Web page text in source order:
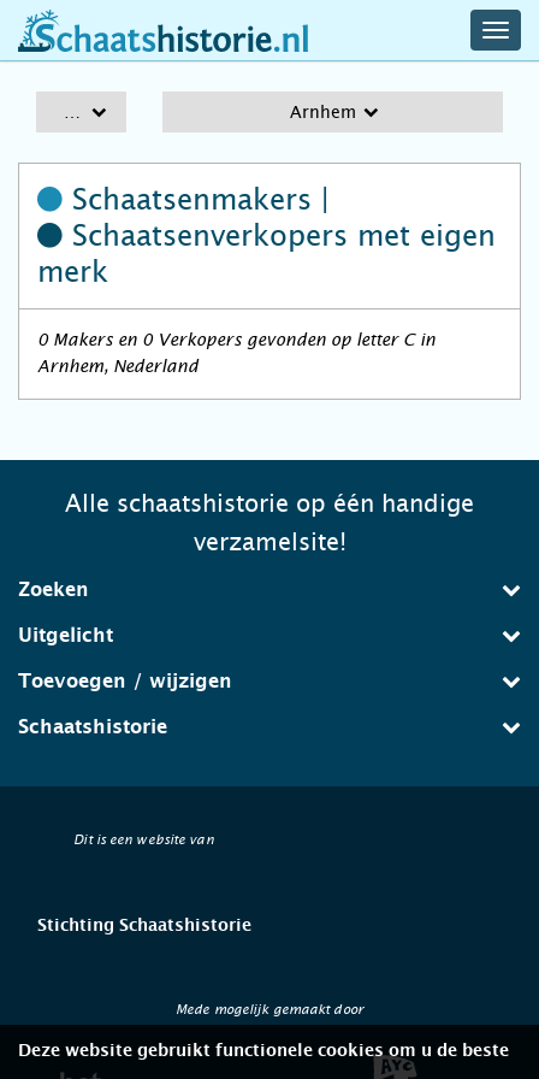
schaatshistorie.nl
Arnhem
Schaatsenmakers |
Schaatsenverkopers met eigen
merk
0 Makers en 0 Verkopers gevonden op letter C in
Arnhem, Nederland
Alle schaatshistorie op één handige
verzamelsite!
Zoeken
Uitgelicht
Toevoegen / wijzigen
Schaatshistorie
Dit is een website van
Stichting Schaatshistorie
Mede mogelijk gemaakt door
Deze website gebruikt functionele cookies om u de beste